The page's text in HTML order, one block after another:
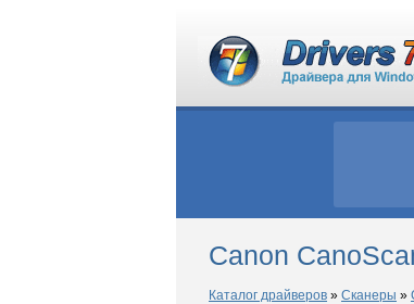
Canon
Каталог драйверов » Сканеры »